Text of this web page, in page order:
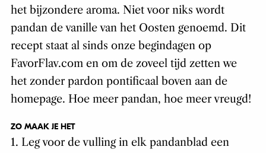
het bijzondere aroma. Niet voor niks wordt
pandan de vanille van het Oosten genoemd. Dit
recept staat al sinds onze begindagen op
FavorFlav.com en om de zoveel tijd zetten we
het zonder pardon pontificaal boven aan de
homepage. Hoe meer pandan, hoe meer vreugd!
ZO MAAK JE HET
1. Leg voor de vulling in elk pandanblad een